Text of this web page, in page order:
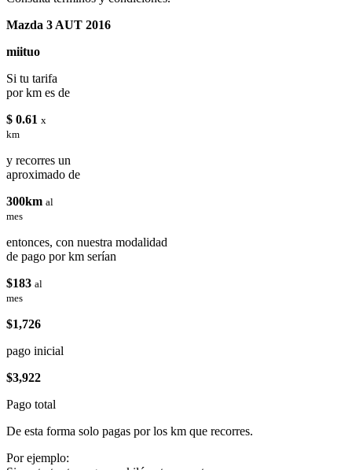
Mazda 3 AUT 2016
miituo
Si tu tarifa
por km es de
$ 0.61 x
km
y recorres un
aproximado de
300km al
mes
entonces, con nuestra modalidad
de pago por km serían
$183 al
mes
$1,726
pago inicial
$3,922
Pago total
De esta forma solo pagas por los km que recorres.
Por ejemplo: